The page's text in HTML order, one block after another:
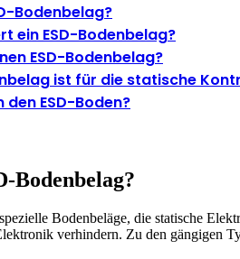
Bodenbelag?
ein ESD-Bodenbelag?
ESD-Bodenbelag?
ist für die statische
ESD-Boden?
Bodenbelag?
Bodenbeläge, die statische
verhindern. Zu den gängigen